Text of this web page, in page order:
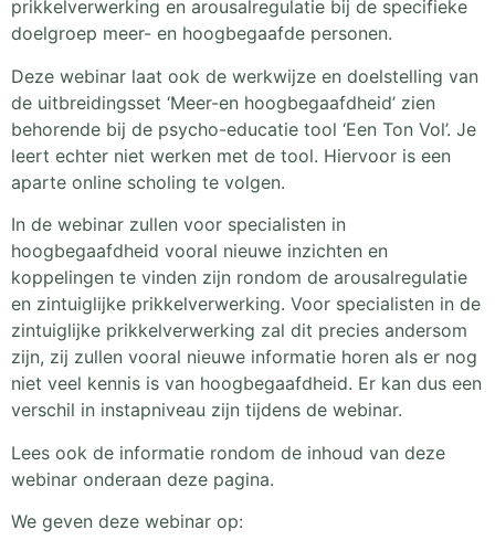
prikkelverwerking en arousalregulatie bij de specifieke
doelgroep meer- en hoogbegaafde personen.
Deze webinar laat ook de werkwijze en doelstelling van
de uitbreidingsset ‘Meer-en hoogbegaafdheid’ zien
behorende bij de psycho-educatie tool ‘Een Ton Vol’. Je
leert echter niet werken met de tool. Hiervoor is een
aparte online scholing te volgen.
In de webinar zullen voor specialisten in
hoogbegaafdheid vooral nieuwe inzichten en
koppelingen te vinden zijn rondom de arousalregulatie
en zintuiglijke prikkelverwerking. Voor specialisten in de
zintuiglijke prikkelverwerking zal dit precies andersom
zijn, zij zullen vooral nieuwe informatie horen als er nog
niet veel kennis is van hoogbegaafdheid. Er kan dus een
verschil in instapniveau zijn tijdens de webinar.
Lees ook de informatie rondom de inhoud van deze
webinar onderaan deze pagina.
We geven deze webinar op: